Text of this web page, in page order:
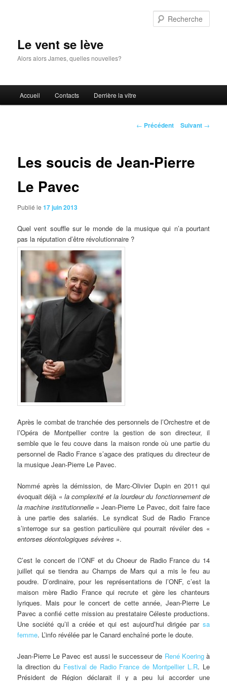
Le vent se lève
Alors alors James, quelles nouvelles?
principal
Accueil Contacts Derrière la vitre
Navigation
← Précédent Suivant →
Les soucis de Jean-Pierre
Le Pavec
Publié le17 juin 2013
Quelvent souffle sur le monde de la musique qui n’a pourtant
pas la réputation d’être révolutionnaire ?
Après le combat de tranchée des personnels de l’Orchestre et de
l’Opéra de Montpellier contre la gestion de son directeur, il
semble que le feu couve dans la maison ronde où une partie du
personnel de Radio France s’agace des pratiques du directeur de
la musique Jean-Pierre Le Pavec.
Nommé après la démission, de Marc-Olivier Dupin en 2011 qui
évoquait déjà « la complexité et la lourdeur du fonctionnement de
la machine institutionnelle» Jean-Pierre Le Pavec, doit faire face
à une partie des salariés. Le syndicat Sud de Radio France
s’interroge sur sa gestion particulière qui pourrait révéler des «
entorses déontologiques sévères ».
C’est le concert de l’ONF et du Choeur de Radio France du 14
juillet qui se tiendra au Champs de Mars qui a mis le feu au
poudre. D’ordinaire, pour les représentations de l’ONF, c’est la
maison mère Radio France qui recrute et gère les chanteurs
lyriques. Mais pour le concert de cette année, Jean-Pierre Le
Pavec a confié cette mission au prestataire Céleste productions.
Une société qu’il a créée et qui est aujourd’hui dirigée par sa
femme. L’info révélée par le Canard enchaîné porte le doute.
Jean-Pierre Le Pavec est aussi le successeur de René Koeringà
la direction duFestival de Radio France de Montpellier L.R. Le
Président de Région déclarait il y a peu lui accorder une